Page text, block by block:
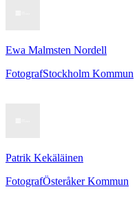
Ewa Malmsten Nordell
FotografStockholm Kommun
Patrik Kekäläinen
FotografÖsteråker Kommun